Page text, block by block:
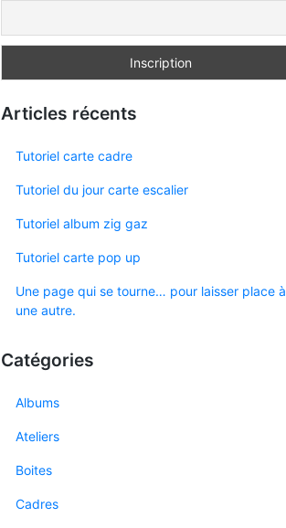
Articles récents
Tutoriel carte cadre
Tutoriel du jour carte escalier
Tutoriel album zig gaz
Tutoriel carte pop up
Une page qui se tourne… pour laisser place à
une autre.
Catégories
Albums
Ateliers
Boites
Cadres